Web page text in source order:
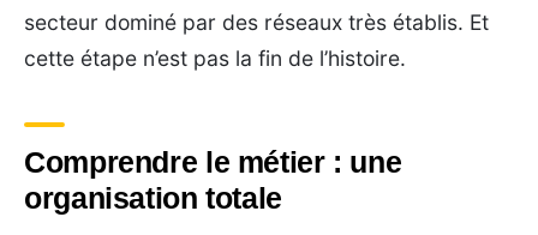
secteur dominé par des réseaux très établis. Et
cette étape n’est pas la fin de l’histoire.
Comprendre le métier : une
organisation totale